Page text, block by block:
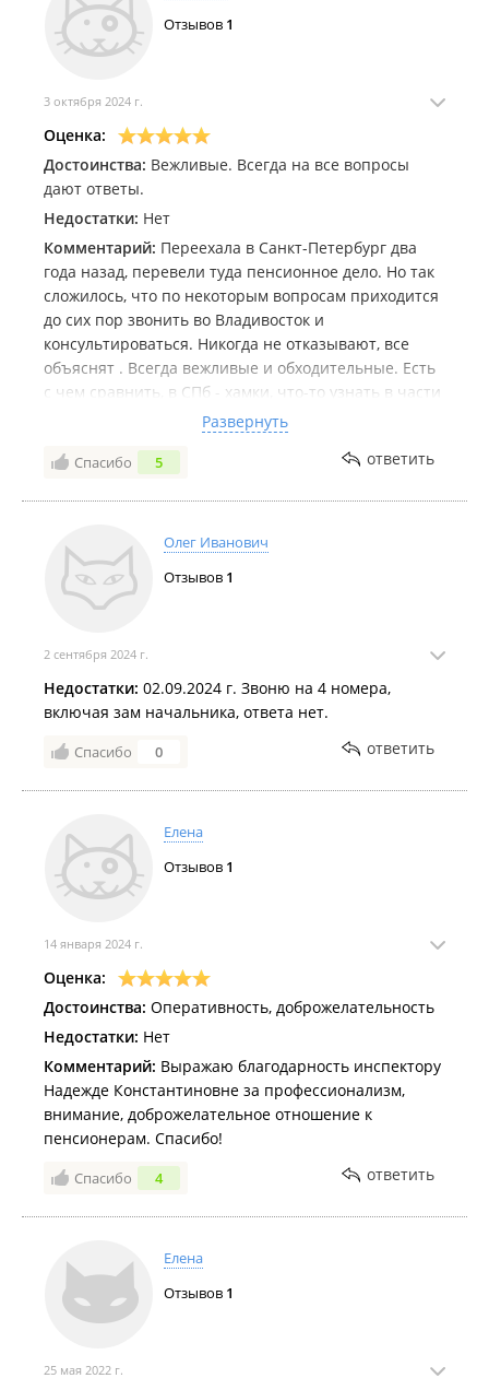
Отзывов 1
3 октября 2024 г.
Оценка:
Достоинства: Вежливые. Всегда на все вопросы
дают ответы.
Недостатки: Нет
Комментарий: Переехала в Санкт-Петербург два
года назад, перевели туда пенсионное дело. Но так
сложилось, что по некоторым вопросам приходится
до сих пор звонить во Владивосток и
консультироваться. Никогда не отказывают, все
объяснят . Всегда вежливые и обходительные. Есть
с чем сравнить, в СПб - хамки, что-то узнать в части
выплат пенсионных и все, что с ними связано -
невозможно, никогда не проконсультируют,
отправляют читать новости в Интернет.
Развернуть
Спасибо 5 ответить
Олег Иванович
Отзывов 1
2 сентября 2024 г.
Недостатки: 02.09.2024 г. Звоню на 4 номера,
включая зам начальника, ответа нет.
Спасибо 0 ответить
Елена
Отзывов 1
14 января 2024 г.
Оценка:
Достоинства: Оперативность, доброжелательность
Недостатки: Нет
Комментарий: Выражаю благодарность инспектору
Надежде Константиновне за профессионализм,
внимание, доброжелательное отношение к
пенсионерам. Спасибо!
Спасибо 4 ответить
Елена
Отзывов 1
25 мая 2022 г.